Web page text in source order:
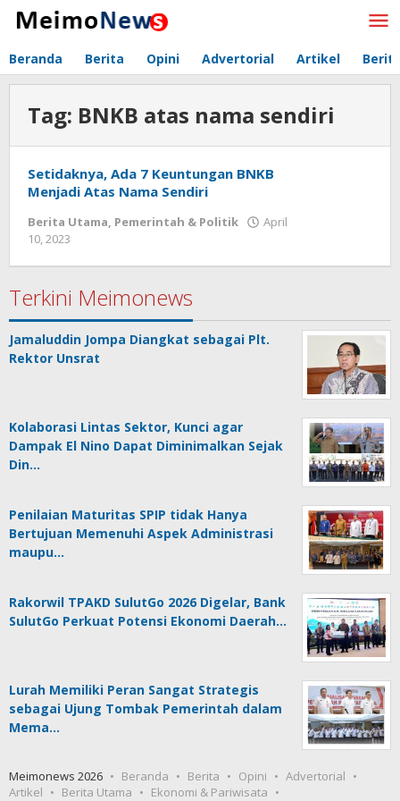
Lewati
Beranda Berita Opini Advertorial Artikel
Tag: BNKB atas nama sendiri
Setidaknya, Ada 7 Keuntungan BNKB
Menjadi Atas Nama Sendiri
Berita Utama, Pemerintah & Politik
April
10, 2023
News
Terkini Meimonews
Jamaluddin Jompa Diangkat sebagai Plt.
Rektor Unsrat
Kolaborasi Lintas Sektor, Kunci agar
Dampak El Nino Dapat Diminimalkan Sejak
Din…
Penilaian Maturitas SPIP tidak Hanya
Bertujuan Memenuhi Aspek Administrasi
maupu…
Rakorwil TPAKD SulutGo 2026 Digelar, Bank
SulutGo Perkuat Potensi Ekonomi Daerah…
Lurah Memiliki Peran Sangat Strategis
sebagai Ujung Tombak Pemerintah dalam
Mema…
Meimonews 2026 Beranda Berita Opini
Advertorial
Artikel
Berita Utama
Ekonomi & Pariwisata